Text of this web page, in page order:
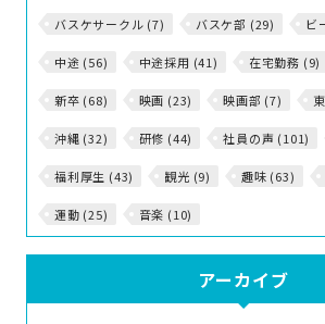
バスケサークル (7) バスケ部 (29) ビ
中途 (56) 中途採用 (41) 在宅勤務 (9)
新卒 (68) 映画 (23) 映画部 (7)
沖縄 (32) 研修 (44) 社員の声 (101)
福利厚生 (43) 観光 (9) 趣味 (63)
運動 (25) 音楽 (10)
アーカイブ